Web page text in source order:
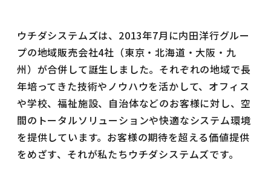
ウチダシステムズは、2013年7月に内田洋行グルー
プの地域販売会社4社（東京・北海道・大阪・九
州）が合併して誕生しました。それぞれの地域で長
年培ってきた技術やノウハウを活かして、オフィス
や学校、福祉施設、自治体などのお客様に対し、空
間のトータルソリューションや快適なシステム環境
を提供しています。お客様の期待を超える価値提供
をめざす、それが私たちウチダシステムズです。